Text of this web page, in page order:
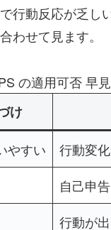
行動反応が乏
わせて見ます。
の適用可否 早
け
やすい
行動変
自己申
行動が